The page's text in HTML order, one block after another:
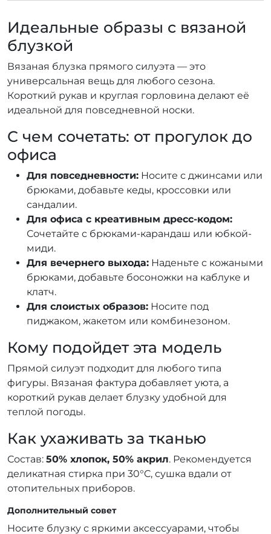
Идеальные образы с вязаной
блузкой
Вязаная блузка прямого силуэта — это
универсальная вещь для любого сезона.
Короткий рукав и круглая горловина делают её
идеальной для повседневной носки.
С чем сочетать: от прогулок до
офиса
Для повседневности: Носите с джинсами или
брюками, добавьте кеды, кроссовки или
сандалии.
Для офиса с креативным дресс-кодом:
Сочетайте с брюками-карандаш или юбкой-
миди.
Для вечернего выхода: Наденьте с кожаными
брюками, добавьте босоножки на каблуке и
клатч.
Для слоистых образов: Носите под
пиджаком, жакетом или комбинезоном.
Кому подойдет эта модель
Прямой силуэт подходит для любого типа
фигуры. Вязаная фактура добавляет уюта, а
короткий рукав делает блузку удобной для
теплой погоды.
Как ухаживать за тканью
Состав: 50% хлопок, 50% акрил. Рекомендуется
деликатная стирка при 30°C, сушка вдали от
отопительных приборов.
Дополнительный совет
Носите блузку с яркими аксессуарами, чтобы